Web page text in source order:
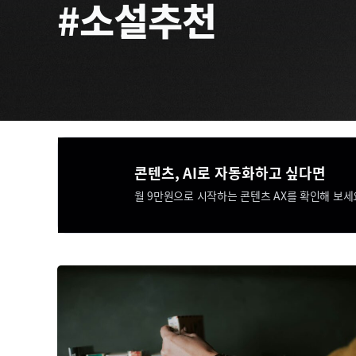
#소설추천
콘텐츠, AI로 자동화하고 싶다면​​
월 9만원으로 시작하는 콘텐츠 AX를 확인해 보